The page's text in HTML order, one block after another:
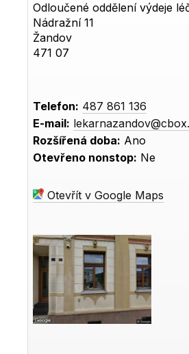
Odloučené oddělení výdeje
Nádražní 11
Žandov
471 07
Telefon: 487 861 136
E-mail:
Rozšířená doba: Ano
Otevřeno nonstop: Ne
Otevřít v Google Maps